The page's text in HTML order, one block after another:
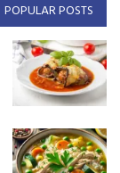
POPULAR POSTS